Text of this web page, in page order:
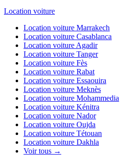
Location voiture
Location voiture Marrakech
Location voiture Casablanca
Location voiture Agadir
Location voiture Tanger
Location voiture Fès
Location voiture Rabat
Location voiture Essaouira
Location voiture Meknès
Location voiture Mohammedia
Location voiture Kénitra
Location voiture Nador
Location voiture Oujda
Location voiture Tétouan
Location voiture Dakhla
Voir tous →